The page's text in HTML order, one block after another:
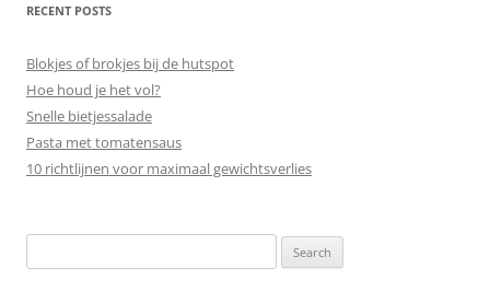
RECENT POSTS
Blokjes of brokjes bij de hutspot
Hoe houd je het vol?
Snelle bietjessalade
Pasta met tomatensaus
10 richtlijnen voor maximaal gewichtsverlies
for: